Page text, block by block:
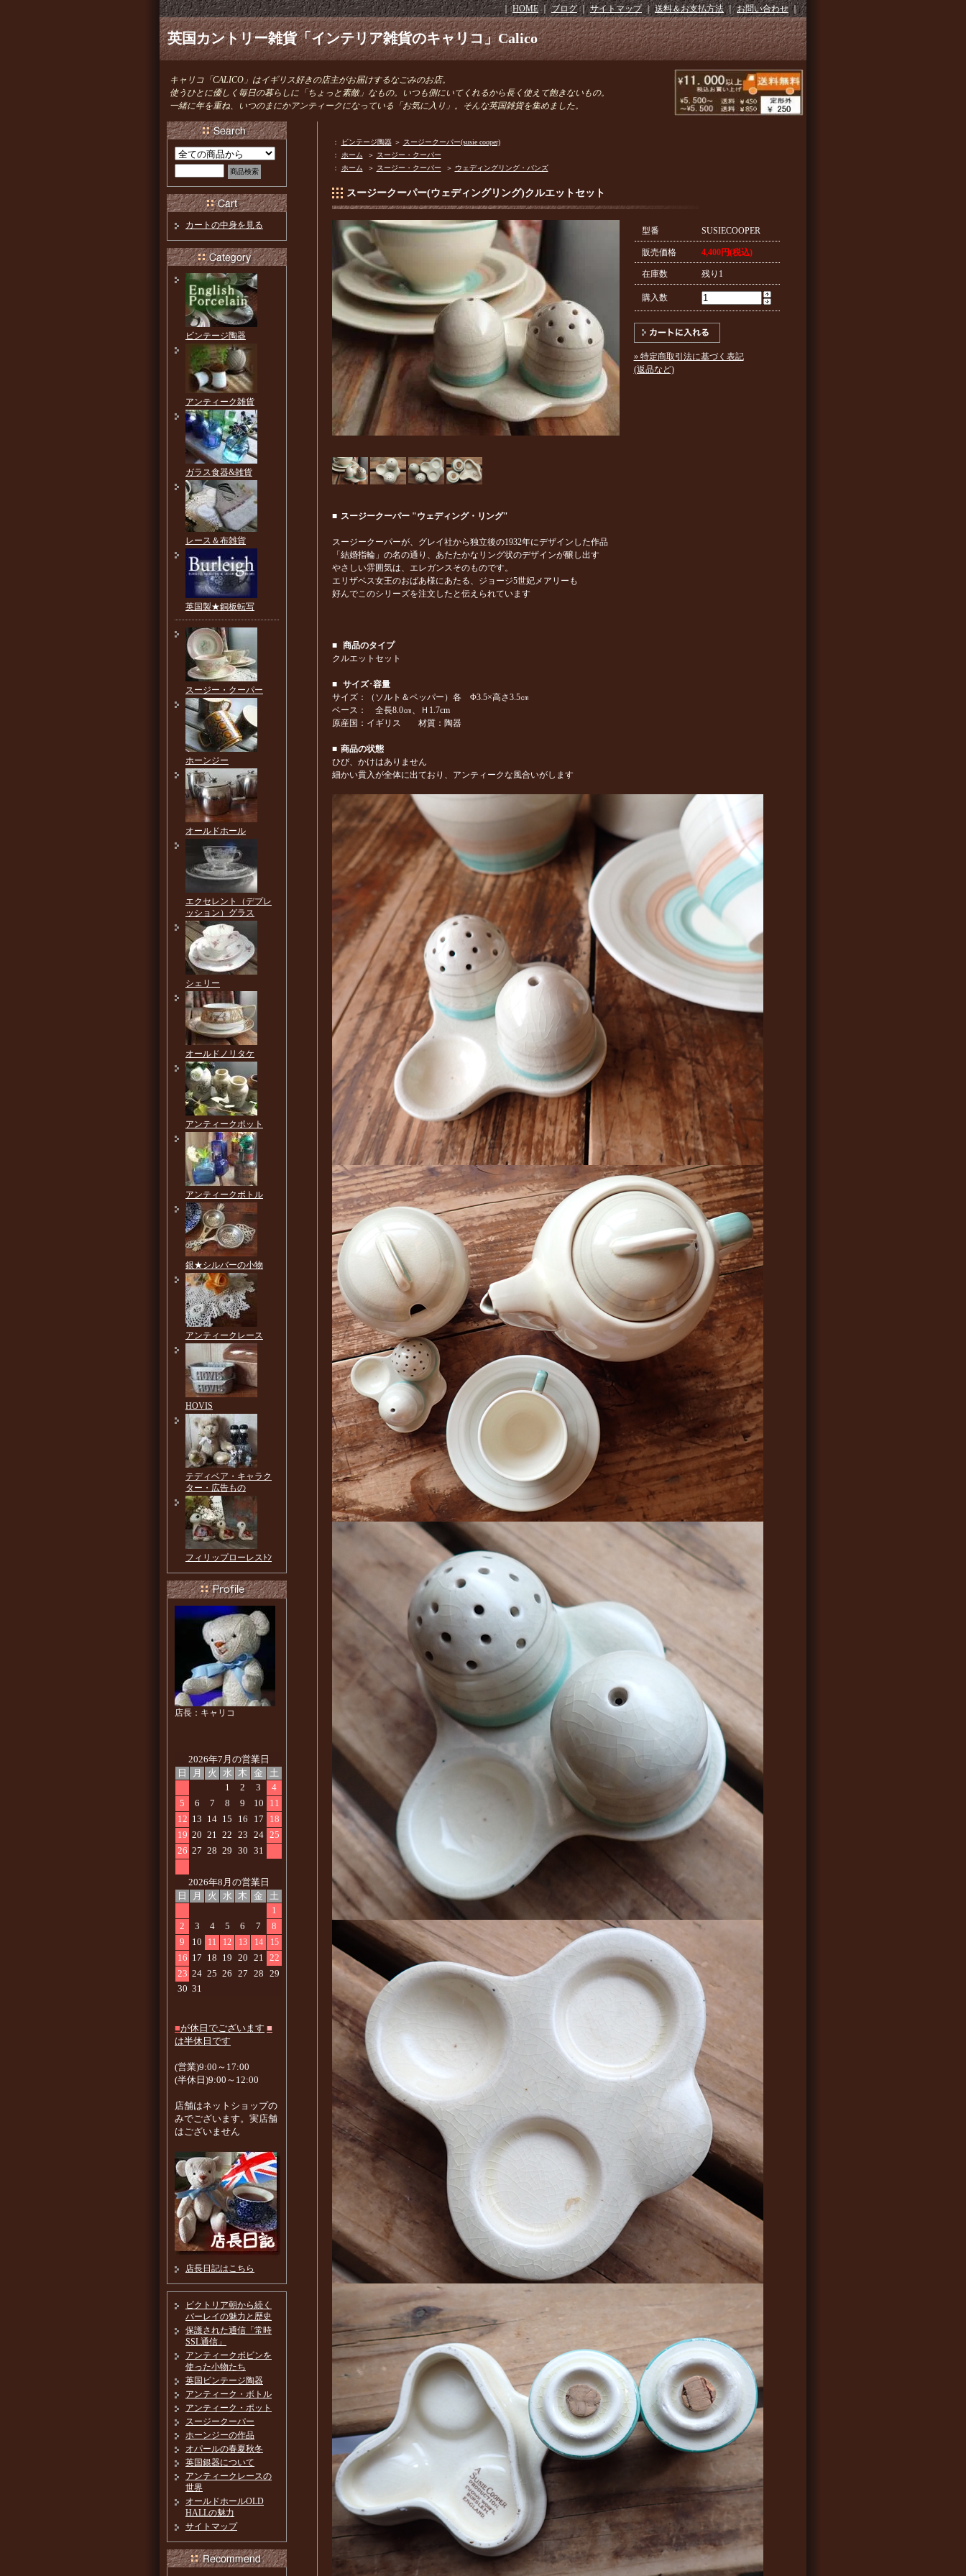
｜HOME｜ブログ｜サイトマップ｜送料＆お支払方法｜お問い合わせ｜
英国カントリー雑貨「インテリア雑貨のキャリコ」Calico
キャリコ「CALICO」はイギリス好きの店主がお届けするなごみのお店。
使うひとに優しく毎日の暮らしに「ちょっと素敵」なもの。いつも側にいてくれるから長く使えて飽きないもの。
一緒に年を重ね、いつのまにかアンティークになっている「お気に入り」。そんな英国雑貨を集めました。
： ビンテージ陶器＞ スージークーパー(susie cooper)
：
ホーム ＞ スージー・クーパー
：
ホーム ＞ スージー・クーパー ＞ ウェディングリング・バンズ
スージークーパー(ウェディングリング)クルエットセット
型番 SUSIECOOPER
販売価格 4,400円(税込)
在庫数 残り1
購入数
» 特定商取引法に基づく表記
(返品など)
■ スージークーパー "ウェディング・リング"
スージークーパーが、グレイ社から独立後の1932年にデザインした作品
「結婚指輪」の名の通り、あたたかなリング状のデザインが醸し出す
やさしい雰囲気は、エレガンスそのものです。
エリザベス女王のおばあ様にあたる、ジョージ5世妃メアリーも
好んでこのシリーズを注文したと伝えられています
■ 商品のタイプ
クルエットセット
■ サイズ･容量
サイズ：（ソルト＆ペッパー）各 Φ3.5×高さ3.5㎝
ベース： 全長8.0㎝、Ｈ1.7cm
原産国：イギリス 材質：陶器
■ 商品の状態
ひび、かけはありません
細かい貫入が全体に出ており、アンティークな風合いがします
カートの中身を見る
ビンテージ陶器
アンティーク雑貨
ガラス食器&雑貨
レース＆布雑貨
英国製★銅板転写
スージー・クーパー
ホーンジー
オールドホール
エクセレント（デプレ
ッション）グラス
シェリー
オールドノリタケ
アンティークポット
アンティークボトル
銀★シルバーの小物
アンティークレース
HOVIS
テディベア・キャラク
ター・広告もの
フィリップローレスﾄﾝ
店長：キャリコ
2026年7月の営業日
日
月 火 水 木 金
土
1
2 3
4
5
6 7 8 9 10
11
12 13 14 15 16 17
18
19 20 21 22 23 24 25
26 27 28 29 30 31
2026年8月の営業日
日
月 火 水 木 金
土
1
2
3 4 5 6 7
8
9
10 11 12 13 14 15
16 17 18 19 20 21 22
23 24 25 26 27 28 29
30 31
■が休日でございます ■
は半休日です
(営業)9:00～17:00
(半休日)9:00～12:00
店舗はネットショップの
みでございます。実店舗
はございません
店長日記はこちら
ビクトリア朝から続く
バーレイの魅力と歴史
保護された通信「常時
SSL通信」
アンティークボビンを
使った小物たち
英国ビンテージ陶器
アンティーク・ボトル
アンティーク・ポット
スージークーパー
ホーンジーの作品
オパールの春夏秋冬
英国銀器について
アンティークレースの
世界
オールドホールOLD
HALLの魅力
サイトマップ